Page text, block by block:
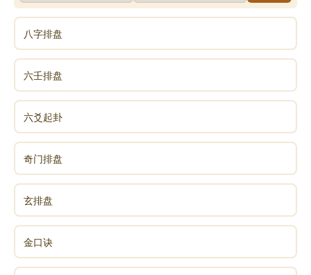
八字排盘
六壬排盘
六爻起卦
奇门排盘
玄排盘
金口诀